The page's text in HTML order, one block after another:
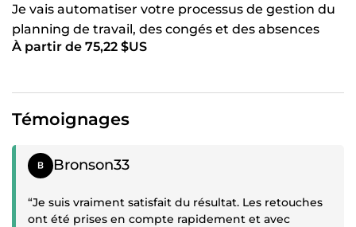
Je vais automatiser votre processus de gestion du
planning de travail, des congés et des absences
À partir de 75,22 $US
Témoignages
Témoignage positif
Bronson33
“Je suis vraiment satisfait du résultat. Les retouches
ont été prises en compte rapidement et avec